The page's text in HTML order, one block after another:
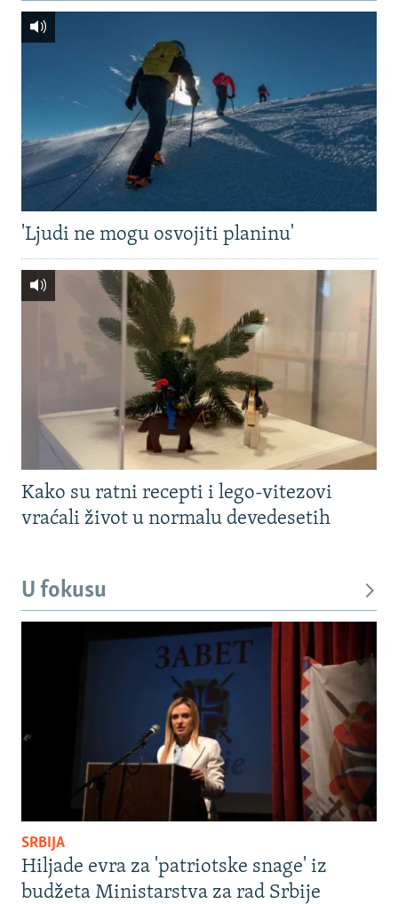
'Ljudi ne mogu osvojiti planinu'
Kako su ratni recepti i lego-vitezovi
vraćali život u normalu devedesetih
U fokusu
SRBIJA
Hiljade evra za 'patriotske snage' iz
budžeta Ministarstva za rad Srbije